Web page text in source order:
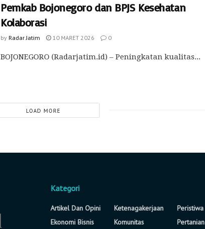
Pemkab Bojonegoro dan BPJS Kesehatan
Kolaborasi
by Radar Jatim 10 MARET 2026 0
BOJONEGORO (Radarjatim.id) – Peningkatan kualitas...
LOAD MORE
Kategori
Artikel Dan Opini
Ekonomi Bisnis
Ketenagakerjaan
Komunitas
Peristiwa
Pertanian